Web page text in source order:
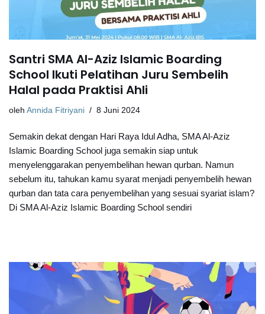
Santri SMA Al-Aziz Islamic Boarding
School Ikuti Pelatihan Juru Sembelih
Halal pada Praktisi Ahli
oleh Annida Fitriyani 8 Juni 2024
Semakin dekat dengan Hari Raya Idul Adha, SMA Al-Aziz
Islamic Boarding School juga semakin siap untuk
menyelenggarakan penyembelihan hewan qurban. Namun
sebelum itu, tahukan kamu syarat menjadi penyembelih hewan
qurban dan tata cara penyembelihan yang sesuai syariat islam?
Di SMA Al-Aziz Islamic Boarding School sendiri